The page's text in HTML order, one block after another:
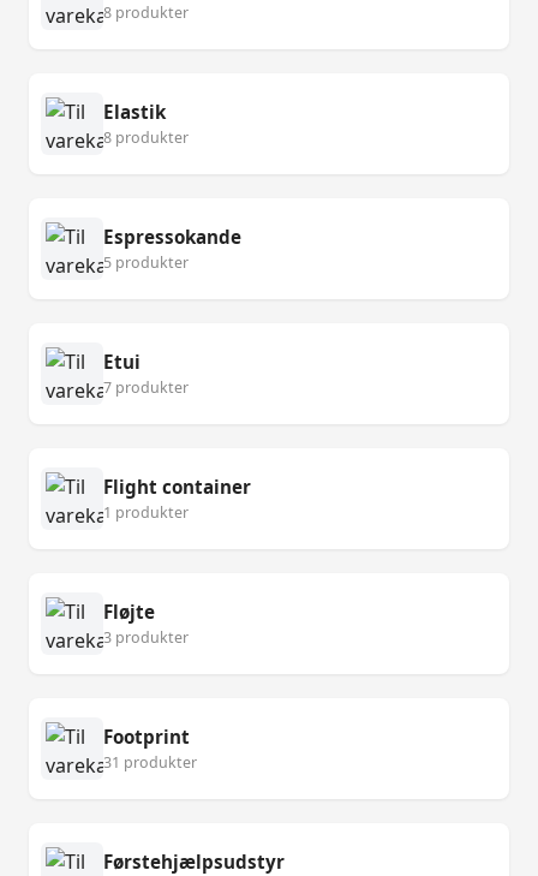
8 produkter
Elastik
8 produkter
Espressokande
5 produkter
Etui
7 produkter
Flight container
1 produkter
Fløjte
3 produkter
Footprint
31 produkter
Førstehjælpsudstyr